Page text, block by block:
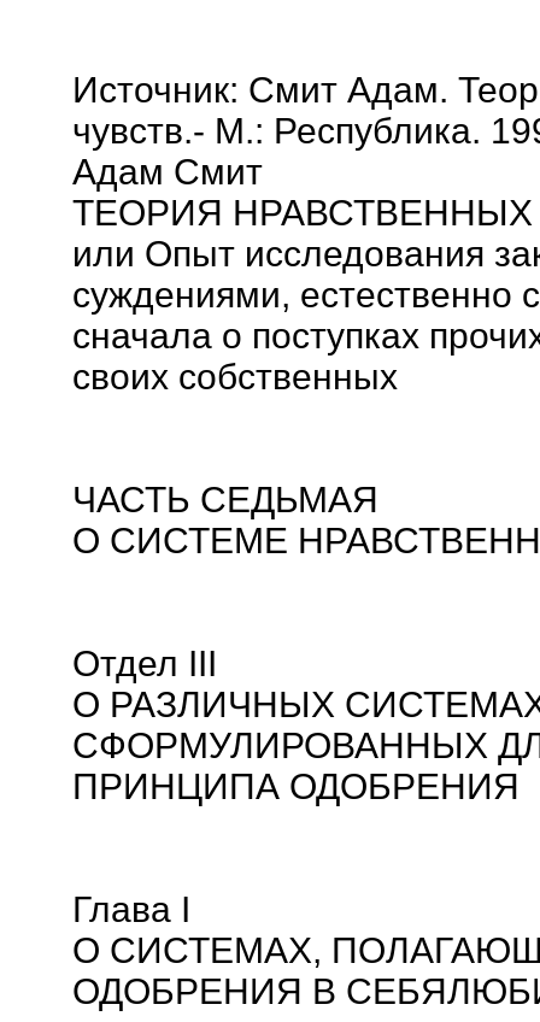
Источник: Смит Адам.
чувств.- М.: Республика.
Адам Смит
ТЕОРИЯ НРАВСТВЕННЫХ
или Опыт исследования
суждениями, естественно
сначала о поступках
своих собственных
ЧАСТЬ СЕДЬМАЯ
О СИСТЕМЕ
Отдел III
О РАЗЛИЧНЫХ
СФОРМУЛИРОВАННЫХ
ПРИНЦИПА ОДОБРЕНИЯ
Глава I
О СИСТЕМАХ,
ОДОБРЕНИЯ В